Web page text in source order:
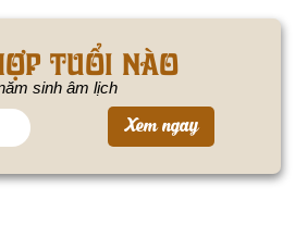
TUỔI NÀO
sinh âm lịch